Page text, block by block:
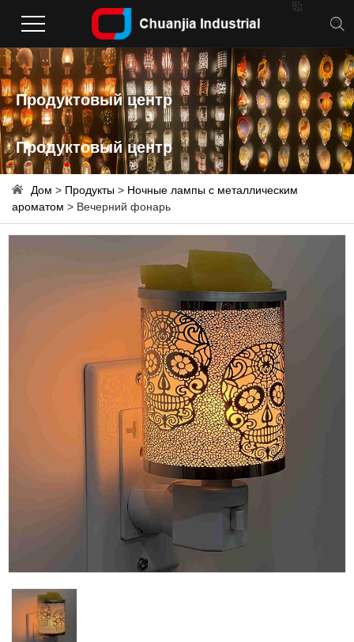

Продуктовый центр
Продуктовый центр
Дом > Продукты > Ночные лампы с металлическим
ароматом > Вечерний фонарь